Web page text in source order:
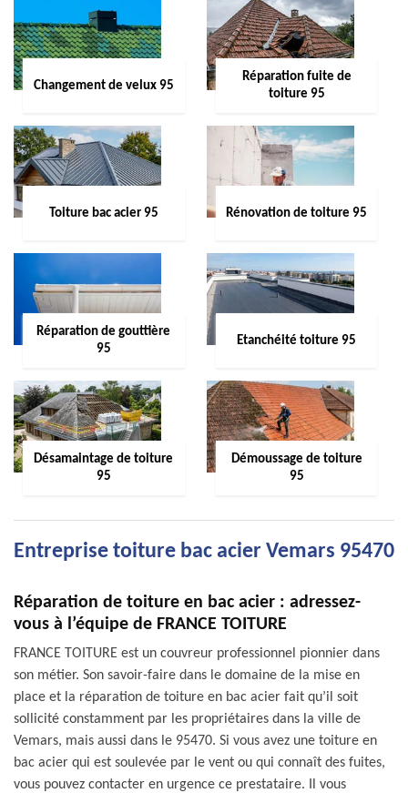
Changement de velux 95
Réparation fuite de
toiture 95
Toiture bac acier 95 Rénovation de toiture 95
Réparation de gouttière
95
Etanchéité toiture 95
Désamaintage de toiture
95
Démoussage de toiture
95
Entreprise toiture bac acier Vemars 95470
Réparation de toiture en bac acier : adressez-
vous à l’équipe de FRANCE TOITURE
FRANCE TOITURE est un couvreur professionnel pionnier dans
son métier. Son savoir-faire dans le domaine de la mise en
place et la réparation de toiture en bac acier fait qu’il soit
sollicité constamment par les propriétaires dans la ville de
Vemars, mais aussi dans le 95470. Si vous avez une toiture en
bac acier qui est soulevée par le vent ou qui connaît des fuites,
vous pouvez contacter en urgence ce prestataire. Il vous